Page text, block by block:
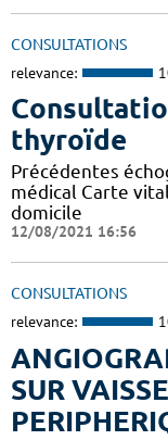
CONSULTATIONS
relevance:
thyroïde
Précédentes
médical Carte
domicile
12/08/2021 16:56
CONSULTATIONS
relevance:
SUR